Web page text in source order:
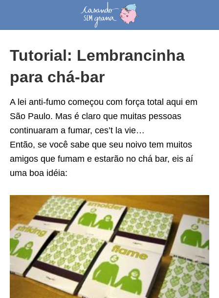
Tutorial: Lembrancinha
para chá-bar
A lei anti-fumo começou com força total aqui em
São Paulo. Mas é claro que muitas pessoas
continuaram a fumar, ces’t la vie…
Então, se você sabe que seu noivo tem muitos
amigos que fumam e estarão no chá bar, eis aí
uma boa idéia: